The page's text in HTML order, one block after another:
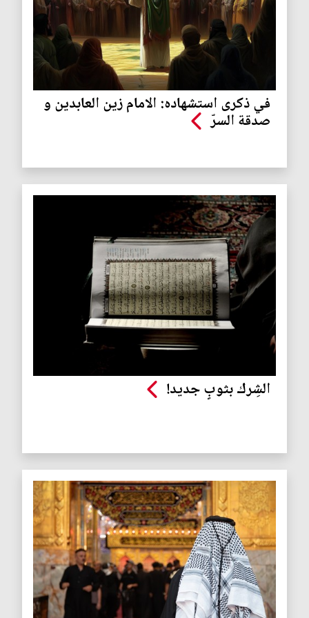
في ذكرى استشهاده: الامام زين العابدين و
صدقة السرّ
الشِرك بثوبٍ جديد!